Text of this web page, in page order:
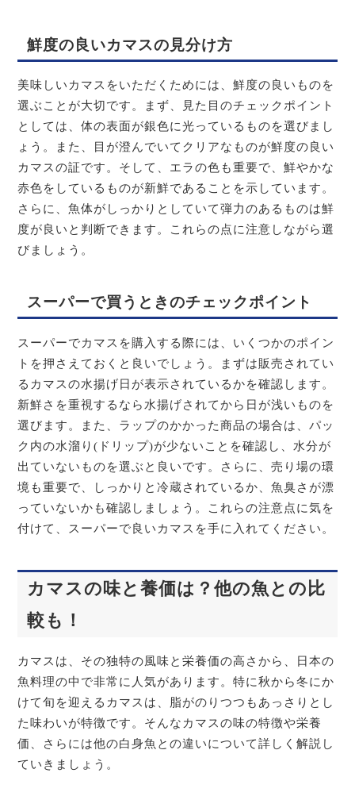
鮮度の良いカマスの見分け方
美味しいカマスをいただくためには、鮮度の良いものを
選ぶことが大切です。まず、見た目のチェックポイント
としては、体の表面が銀色に光っているものを選びまし
ょう。また、目が澄んでいてクリアなものが鮮度の良い
カマスの証です。そして、エラの色も重要で、鮮やかな
赤色をしているものが新鮮であることを示しています。
さらに、魚体がしっかりとしていて弾力のあるものは鮮
度が良いと判断できます。これらの点に注意しながら選
びましょう。
スーパーで買うときのチェックポイント
スーパーでカマスを購入する際には、いくつかのポイン
トを押さえておくと良いでしょう。まずは販売されてい
るカマスの水揚げ日が表示されているかを確認します。
新鮮さを重視するなら水揚げされてから日が浅いものを
選びます。また、ラップのかかった商品の場合は、パッ
ク内の水溜り(ドリップ)が少ないことを確認し、水分が
出ていないものを選ぶと良いです。さらに、売り場の環
境も重要で、しっかりと冷蔵されているか、魚臭さが漂
っていないかも確認しましょう。これらの注意点に気を
付けて、スーパーで良いカマスを手に入れてください。
カマスの味と養価は？他の魚との比
較も！
カマスは、その独特の風味と栄養価の高さから、日本の
魚料理の中で非常に人気があります。特に秋から冬にか
けて旬を迎えるカマスは、脂がのりつつもあっさりとし
た味わいが特徴です。そんなカマスの味の特徴や栄養
価、さらには他の白身魚との違いについて詳しく解説し
ていきましょう。